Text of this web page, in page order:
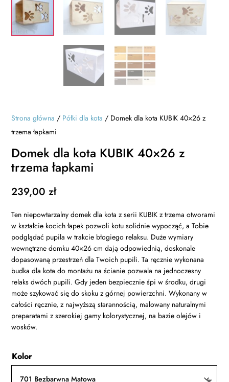
Strona główna / Półki dla kota / Domek dla kota KUBIK 40×26 z
trzema łapkami
Domek dla kota KUBIK 40×26 z
trzema łapkami
239,00zł
Ten niepowtarzalny domek dla kota z serii KUBIK z trzema otworami
w kształcie kocich łapek pozwoli kotu solidnie wypocząć, a Tobie
podglądać pupila w trakcie błogiego relaksu. Duże wymiary
wewnętrzne domku 40×26 cm dają odpowiednią, doskonale
dopasowaną przestrzeń dla Twoich pupili. Ta ręcznie wykonana
budka dla kota do montażu na ścianie pozwala na jednoczesny
relaks dwóch pupili. Gdy jeden bezpiecznie śpi w środku, drugi
może szykować się do skoku z górnej powierzchni. Wykonany w
całości ręcznie, z najwyższą starannością, malowany naturalnymi
preparatami z szerokiej gamy kolorystycznej, na bazie olejów i
wosków.
Kolor